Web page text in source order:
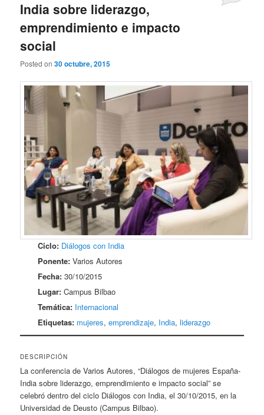
India sobre liderazgo,
emprendimiento e impacto
social
Posted on30 octubre, 2015
Ciclo: Diálogos con India
Ponente: Varios Autores
Fecha: 30/10/2015
Lugar: Campus Bilbao
Temática: Internacional
Etiquetas: mujeres,emprendizaje, India,liderazgo
DESCRIPCIÓN
La conferencia de Varios Autores, “Diálogos de mujeres España-
India sobre liderazgo, emprendimiento e impacto social” se
celebró dentro del ciclo Diálogos con India, el 30/10/2015, en la
Universidad de Deusto (Campus Bilbao).